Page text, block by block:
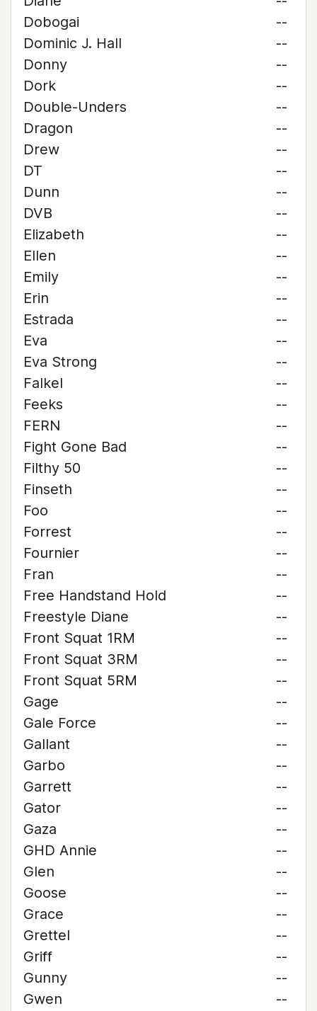
Dobogai
--
Dominic J. Hall
--
Donny
--
Dork
--
Double-Unders
--
Dragon
--
Drew
--
DT
--
Dunn
--
DVB
--
Elizabeth
--
Ellen
--
Emily
--
Erin
--
Estrada
--
Eva
--
Eva Strong
--
Falkel
--
Feeks
--
FERN
--
Fight Gone Bad
--
Filthy 50
--
Finseth
--
Foo
--
Forrest
--
Fournier
--
Fran
--
Free Handstand Hold
--
Freestyle Diane
--
Front Squat 1RM
--
Front Squat 3RM
--
Front Squat 5RM
--
Gage
--
Gale Force
--
Gallant
--
Garbo
--
Garrett
--
Gator
--
Gaza
--
GHD Annie
--
Glen
--
Goose
--
Grace
--
Grettel
--
Griff
--
Gunny
--
Gwen
--